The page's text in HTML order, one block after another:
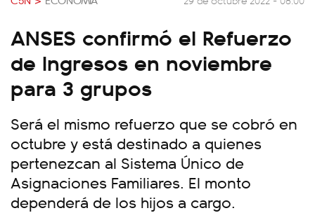
ANSES confirmó el Refuerzo
de Ingresos en noviembre
para 3 grupos
Será el mismo refuerzo que se cobró en
octubre y está destinado a quienes
pertenezcan al Sistema Único de
Asignaciones Familiares. El monto
dependerá de los hijos a cargo.